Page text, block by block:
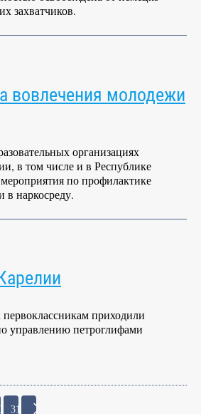
захватчиков.
вовлечения молодежи
организациях
в том числе и в Республике
по профилактике
в наркосреду.
первоклассникам приходили
управлению петроглифами
31